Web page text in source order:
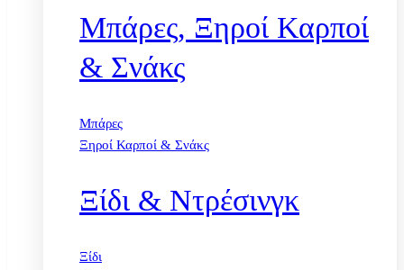
Μπάρες, Ξηροί Καρποί
& Σνάκς
Μπάρες
Ξηροί Καρποί & Σνάκς
Ξίδι & Ντρέσινγκ
Ξίδι